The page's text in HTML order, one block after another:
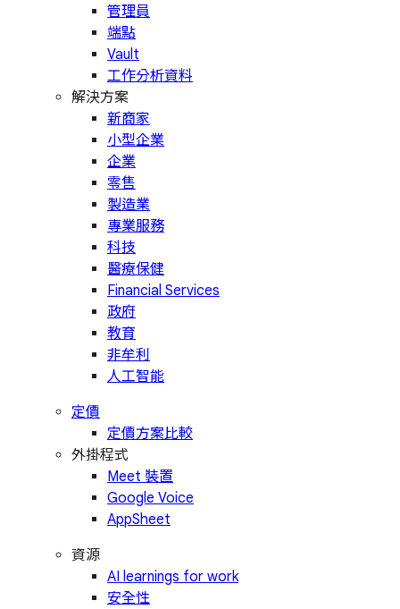
管理員
端點
Vault
工作分析資料
解決方案
新商家
小型企業
企業
零售
製造業
專業服務
科技
醫療保健
Financial Services
政府
教育
非牟利
人工智能
定價
定價方案比較
外掛程式
Meet 裝置
Google Voice
AppSheet
資源
AI learnings for work
安全性